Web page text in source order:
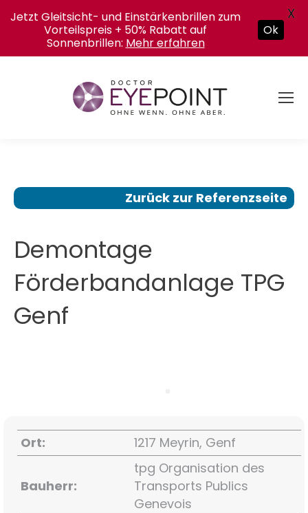
Zurück zur Referenzseite
Demontage
Förderbandanlage TPG
Genf
Ort: 1217 Meyrin, Genf
Bauherr:
tpg Organisation des
Transports Publics
Genevois
Jetzt Gleitsicht- und Einstärkenbrillen zum
Vorteilspreis + 50% Rabatt auf
Sonnenbrillen: Mehr erfahren
Ok
X